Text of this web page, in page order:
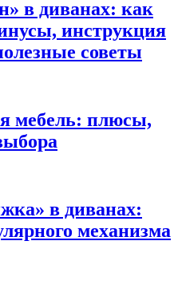
в диванах: как
инструкция
советы
мебель: плюсы,
в диванах:
механизма